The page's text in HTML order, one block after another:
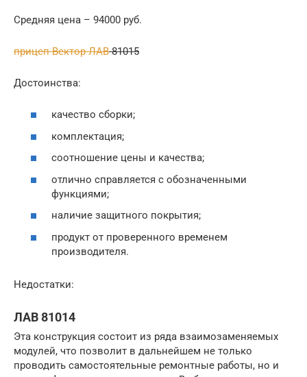
Средняя цена – 94000 руб.
прицеп Вектор ЛАВ-81015
Достоинства:
качество сборки;
комплектация;
соотношение цены и качества;
отлично справляется с обозначенными
функциями;
наличие защитного покрытия;
продукт от проверенного временем
производителя.
Недостатки:
ЛАВ 81014
Эта конструкция состоит из ряда взаимозаменяемых
модулей, что позволит в дальнейшем не только
проводить самостоятельные ремонтные работы, но и